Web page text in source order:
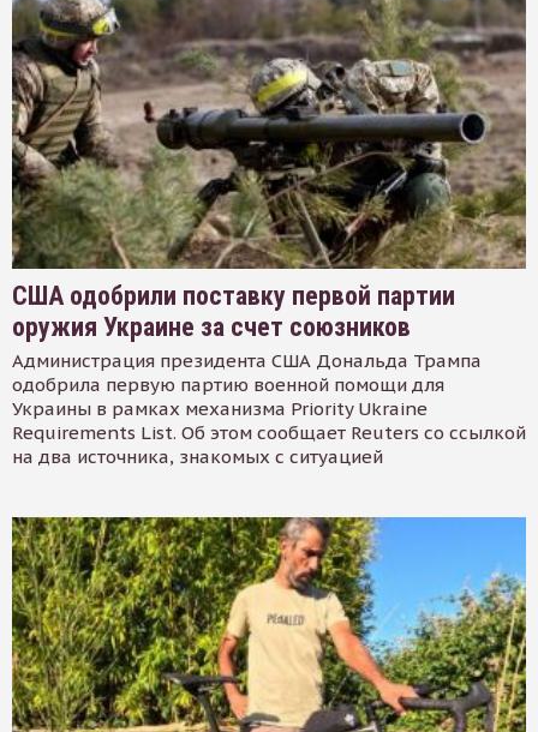
США одобрили поставку первой партии
оружия Украине за счет союзников
Администрация президента США Дональда Трампа
одобрила первую партию военной помощи для
Украины в рамках механизма Priority Ukraine
Requirements List. Об этом сообщает Reuters со ссылкой
на два источника, знакомых с ситуацией